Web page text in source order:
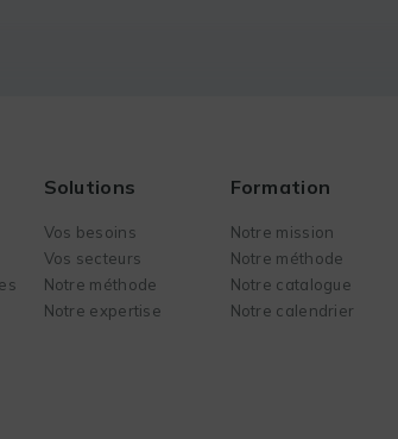
Solutions
Vos besoins
Vos secteurs
Notre méthode
Notre expertise
Formation
Notre mission
Notre méthode
Notre catalogue
Notre calendrier